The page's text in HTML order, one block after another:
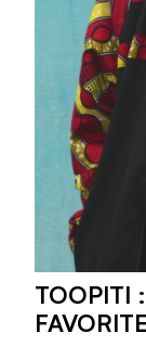
TOOPITI